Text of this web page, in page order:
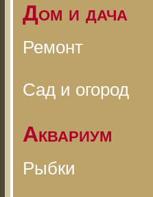
Дом и дача
Ремонт
Сад и огород
Аквариум
Рыбки